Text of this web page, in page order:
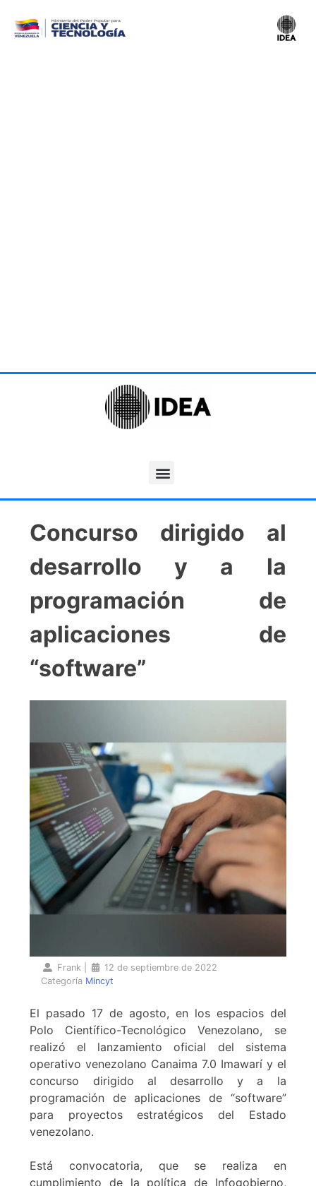
Concurso dirigido al
desarrollo y a la
programación de
aplicaciones de
“software”
Frank
12 de septiembre de 2022
Categoría Mincyt
El pasado 17 de agosto, en los espacios del
Polo Científico-Tecnológico Venezolano, se
realizó el lanzamiento oficial del sistema
operativo venezolano Canaima 7.0 Imawarí y el
concurso dirigido al desarrollo y a la
programación de aplicaciones de “software”
para proyectos estratégicos del Estado
venezolano.
Está convocatoria, que se realiza en
cumplimiento de la política de Infogobierno,